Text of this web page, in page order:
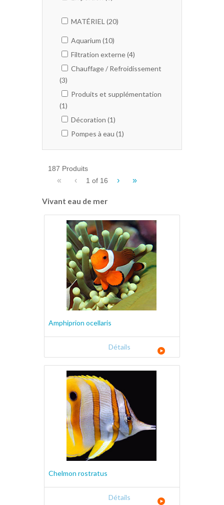
MATÉRIEL (20)
Aquarium (10)
Filtration externe (4)
Chauffage / Refroidissement
(3)
Produits et supplémentation
(1)
Décoration (1)
Pompes à eau (1)
187 Produits
« ‹ 1 of 16 › »
Vivant eau de mer
Amphiprion ocellaris
Détails
Chelmon rostratus
Détails